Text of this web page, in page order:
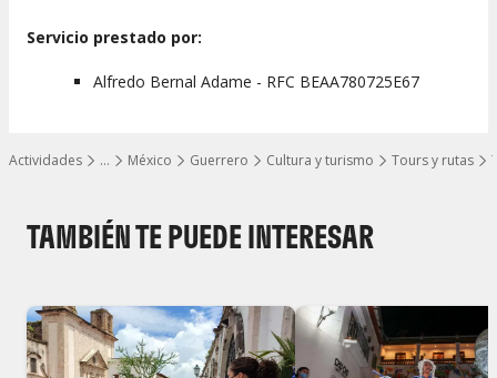
…
Mostrar todos los niveles
Actividades México Guerrero Cultura y turismo Tours y rutas
Servicio prestado por:
Alfredo Bernal Adame - RFC BEAA780725E67
TAMBIÉN TE PUEDE INTERESAR